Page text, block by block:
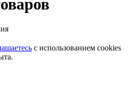
с использованием cookies